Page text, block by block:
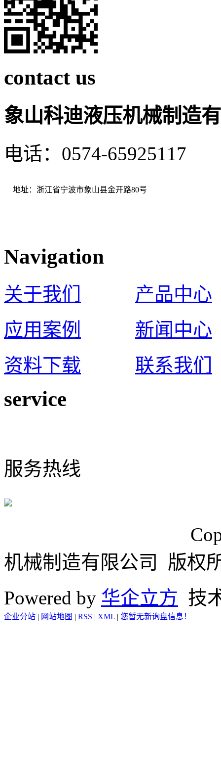
contact us
象山科迪液压机械制造
电话：0574-65925117
地址：浙江省宁波市象山县金开路80号
Navigation
关于我们
产品中心
应用案例
新闻中心
资料下载
联系我们
service
服务热线
机械制造有限公司 版权
Powered by 华企立方 技
企业分站 | 网站地图 | RSS | XML | 您暂无新询盘信息！